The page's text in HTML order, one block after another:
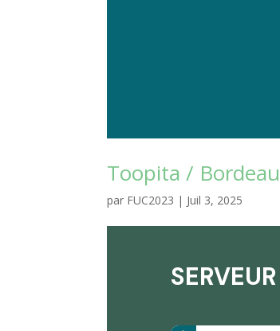
Toopita /
par FUC2023 | Juil 3, 2025